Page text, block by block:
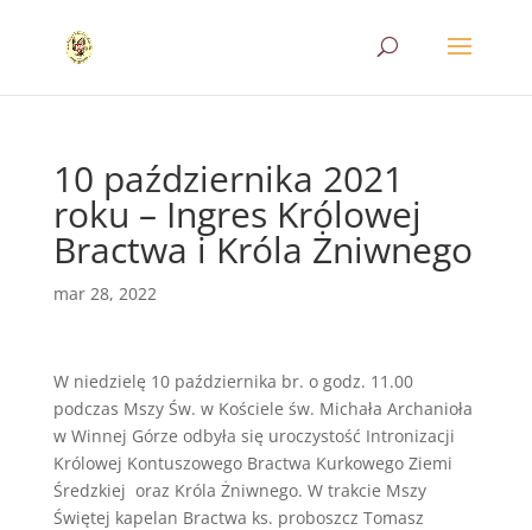
10 października 2021
roku – Ingres Królowej
Bractwa i Króla Żniwnego
mar 28, 2022
W niedzielę 10 października br. o godz. 11.00
podczas Mszy Św. w Kościele św. Michała Archanioła
w Winnej Górze odbyła się uroczystość Intronizacji
Królowej Kontuszowego Bractwa Kurkowego Ziemi
Średzkiej oraz Króla Żniwnego. W trakcie Mszy
Świętej kapelan Bractwa ks. proboszcz Tomasz